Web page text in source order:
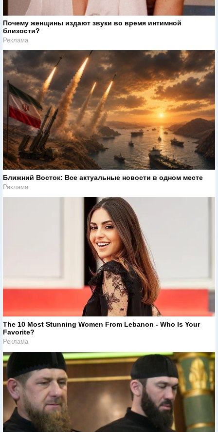
Почему женщины издают звуки во время интимной
близости?
Реклама
Ближний Восток: Все актуальные новости в одном месте
Реклама
The 10 Most Stunning Women From Lebanon - Who Is Your
Favorite?
Реклама